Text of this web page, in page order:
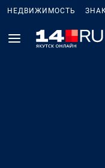
НЕДВИЖИМОСТЬ